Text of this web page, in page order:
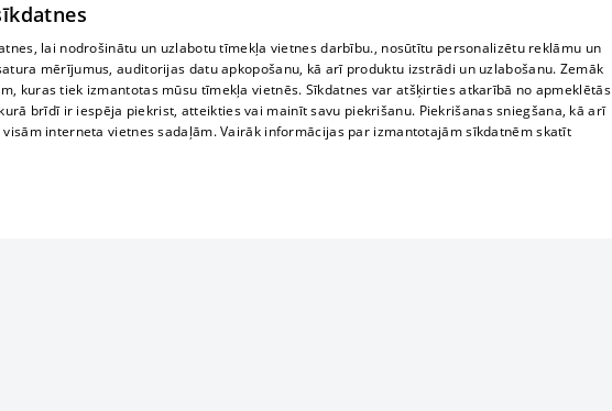
lai nodrošinātu un uzlabotu tīmekļa vietnes darbību., nosūtītu personalizētu reklāmu un
mērījumus, auditorijas datu apkopošanu, kā arī produktu izstrādi un uzlabošanu. Zemāk
kuras tiek izmantotas mūsu tīmekļa vietnēs. Sīkdatnes var atšķirties atkarībā no apmeklētās
brīdī ir iespēja piekrist, atteikties vai mainīt savu piekrišanu. Piekrišanas sniegšana, kā arī
interneta vietnes sadaļām. Vairāk informācijas par izmantotajām sīkdatnēm skatīt